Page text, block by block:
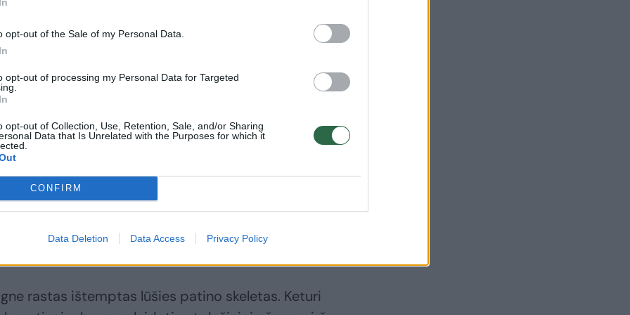
opt-out of the Sale of my Personal Data.
opt-out of processing my Personal Data for Targeted
opt-out of Collection, Use, Retention, Sale, and/or Sharing
Data that Is Unrelated with the Purposes for which it
CONFIRM
Data Deletion Data Access Privacy Policy
šalių
dűlő vietovėje vakarų centrinėje
teritorijoje. Paskutinis vietovės
ankstyvaisiais viduramžiais, netrukus po
Atrodo, kad Zamárdi tuo metu buvo nedidelė
joje aptiko dešimtis pastatų, duobių, šulinių ir
gaudavo iš naminių gyvulių ir pasėlių, o ne iš
rastas ištemptas lūšies patino skeletas. Keturi